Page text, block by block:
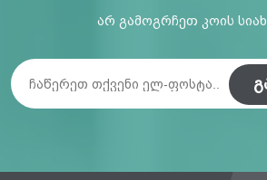
არ გამოგრჩეთ კოის